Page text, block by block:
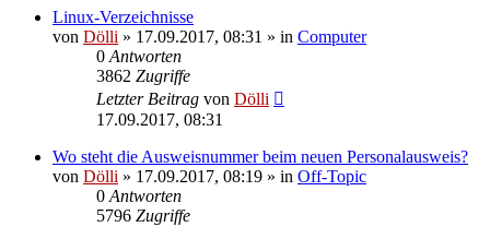
Linux-Verzeichnisse
von Dölli » 17.09.2017, 08:31 » in Computer
0 Antworten
3862 Zugriffe
Letzter Beitrag von Dölli
17.09.2017, 08:31
Wo steht die Ausweisnummer beim neuen Personalausweis?
von Dölli » 17.09.2017, 08:19 » in Off-Topic
0 Antworten
5796 Zugriffe